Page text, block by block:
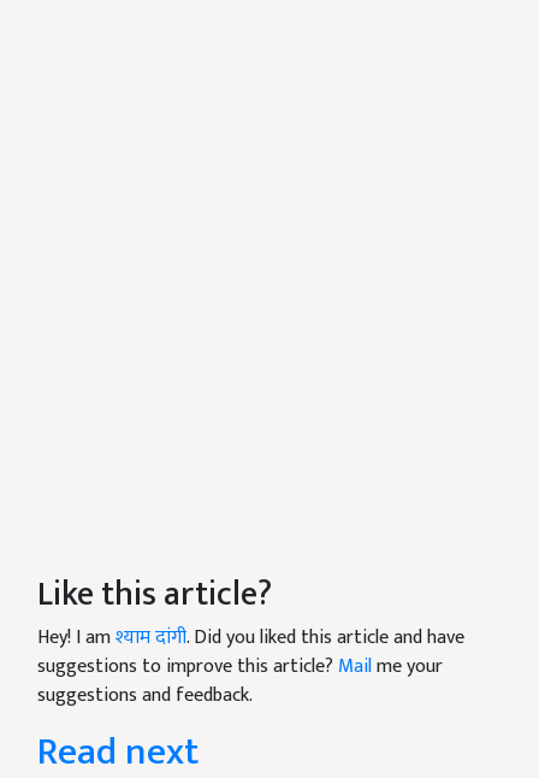
Like this article?
Hey! I amश्याम दांगी. Did you liked this article and have
suggestions to improve this article? Mailme your
suggestions and feedback.
Read next